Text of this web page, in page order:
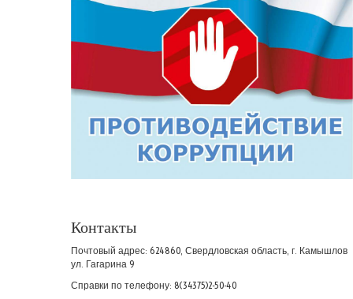
Контакты
Почтовый адрес: 624860, Свердловская область, г. Камышлов
ул. Гагарина 9
Справки по телефону: 8(34375)2-50-40